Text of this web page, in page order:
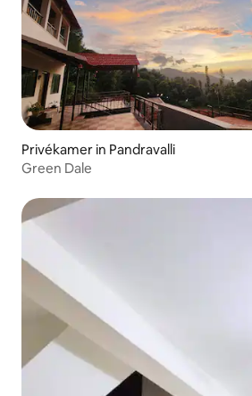
Privékamer in Pandravalli
Green Dale